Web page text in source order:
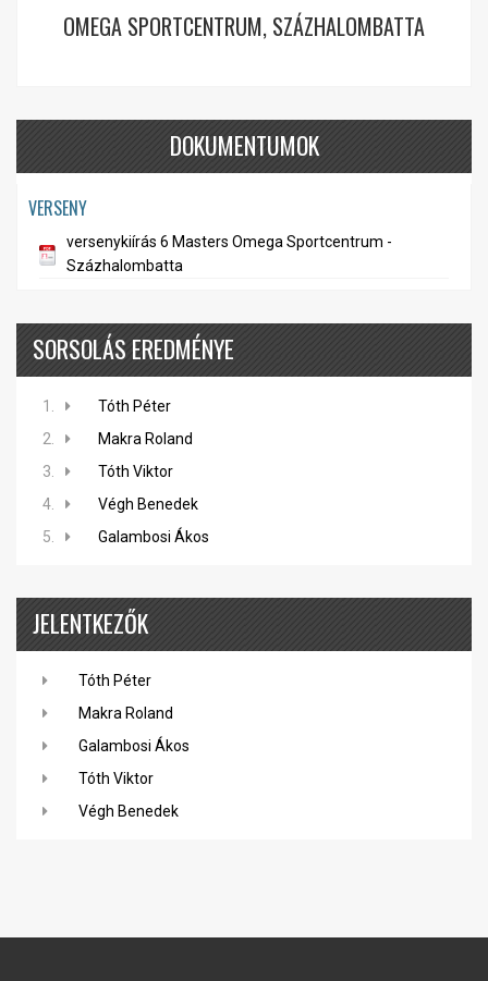
OMEGA SPORTCENTRUM, SZÁZHALOMBATTA
DOKUMENTUMOK
VERSENY
versenykiírás 6 Masters Omega Sportcentrum -
Százhalombatta
SORSOLÁS EREDMÉNYE
1.
Tóth Péter
2.
Makra Roland
3.
Tóth Viktor
4.
Végh Benedek
5.
Galambosi Ákos
JELENTKEZŐK
Tóth Péter
Makra Roland
Galambosi Ákos
Tóth Viktor
Végh Benedek